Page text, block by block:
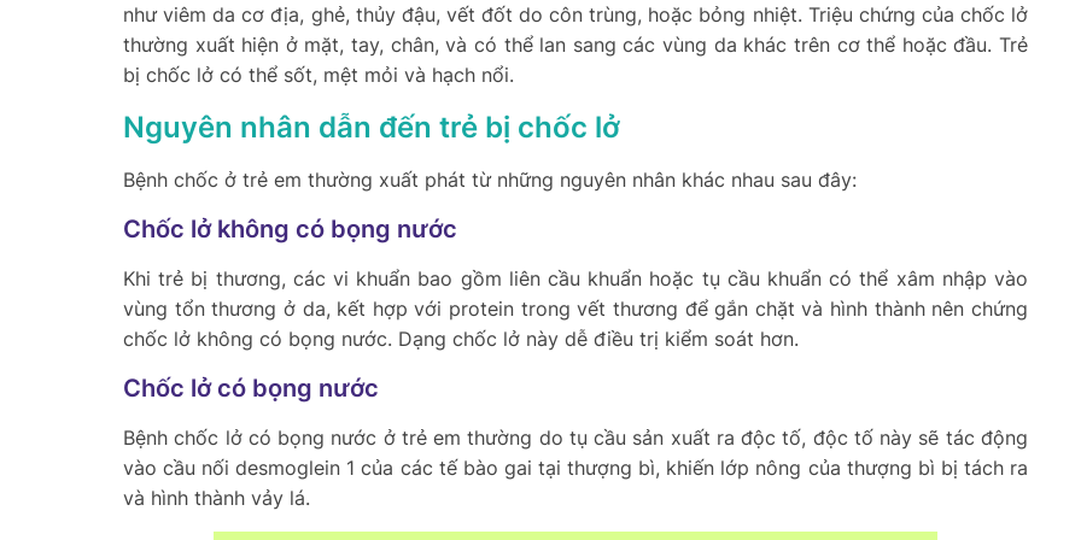
như viêm da cơ địa, ghẻ, thủy đậu, vết đốt do côn trùng, hoặc bỏng nhiệt. Triệu chứng của chốc lở
thường xuất hiện ở mặt, tay, chân, và có thể lan sang các vùng da khác trên cơ thể hoặc đầu. Trẻ
bị chốc lở có thể sốt, mệt mỏi và hạch nổi.
Nguyên nhân dẫn đến trẻ bị chốc lở
Bệnh chốc ở trẻ em thường xuất phát từ những nguyên nhân khác nhau sau đây:
Chốc lở không có bọng nước
Khi trẻ bị thương, các vi khuẩn bao gồm liên cầu khuẩn hoặc tụ cầu khuẩn có thể xâm nhập vào
vùng tổn thương ở da, kết hợp với protein trong vết thương để gắn chặt và hình thành nên chứng
chốc lở không có bọng nước. Dạng chốc lở này dễ điều trị kiểm soát hơn.
Chốc lở có bọng nước
Bệnh chốc lở có bọng nước ở trẻ em thường do tụ cầu sản xuất ra độc tố, độc tố này sẽ tác động
vào cầu nối desmoglein 1 của các tế bào gai tại thượng bì, khiến lớp nông của thượng bì bị tách ra
và hình thành vảy lá.